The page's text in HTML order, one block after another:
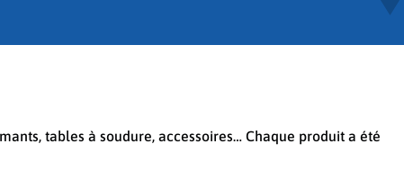
tables à soudure, accessoires… Chaque produit a été